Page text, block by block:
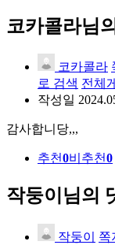
코카콜라님
코카콜라
로 검색 전체
작성일
감사합니당,,,
추천0비추천0
작둥이님의
작둥이 쪽